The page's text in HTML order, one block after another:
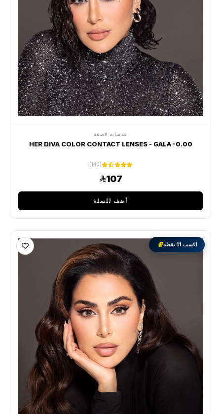
عدسات لاصقة
HER DIVA COLOR CONTACT LENSES - GALA -0.00
(140)
107
أضف للسلة
اكسب 11 نقطة